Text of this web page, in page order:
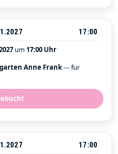
17:00
um 17:00 Uhr
Anne Frank--- für
17:00